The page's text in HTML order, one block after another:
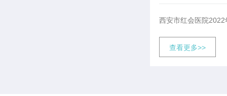
西安市红会医院
查看更多>>